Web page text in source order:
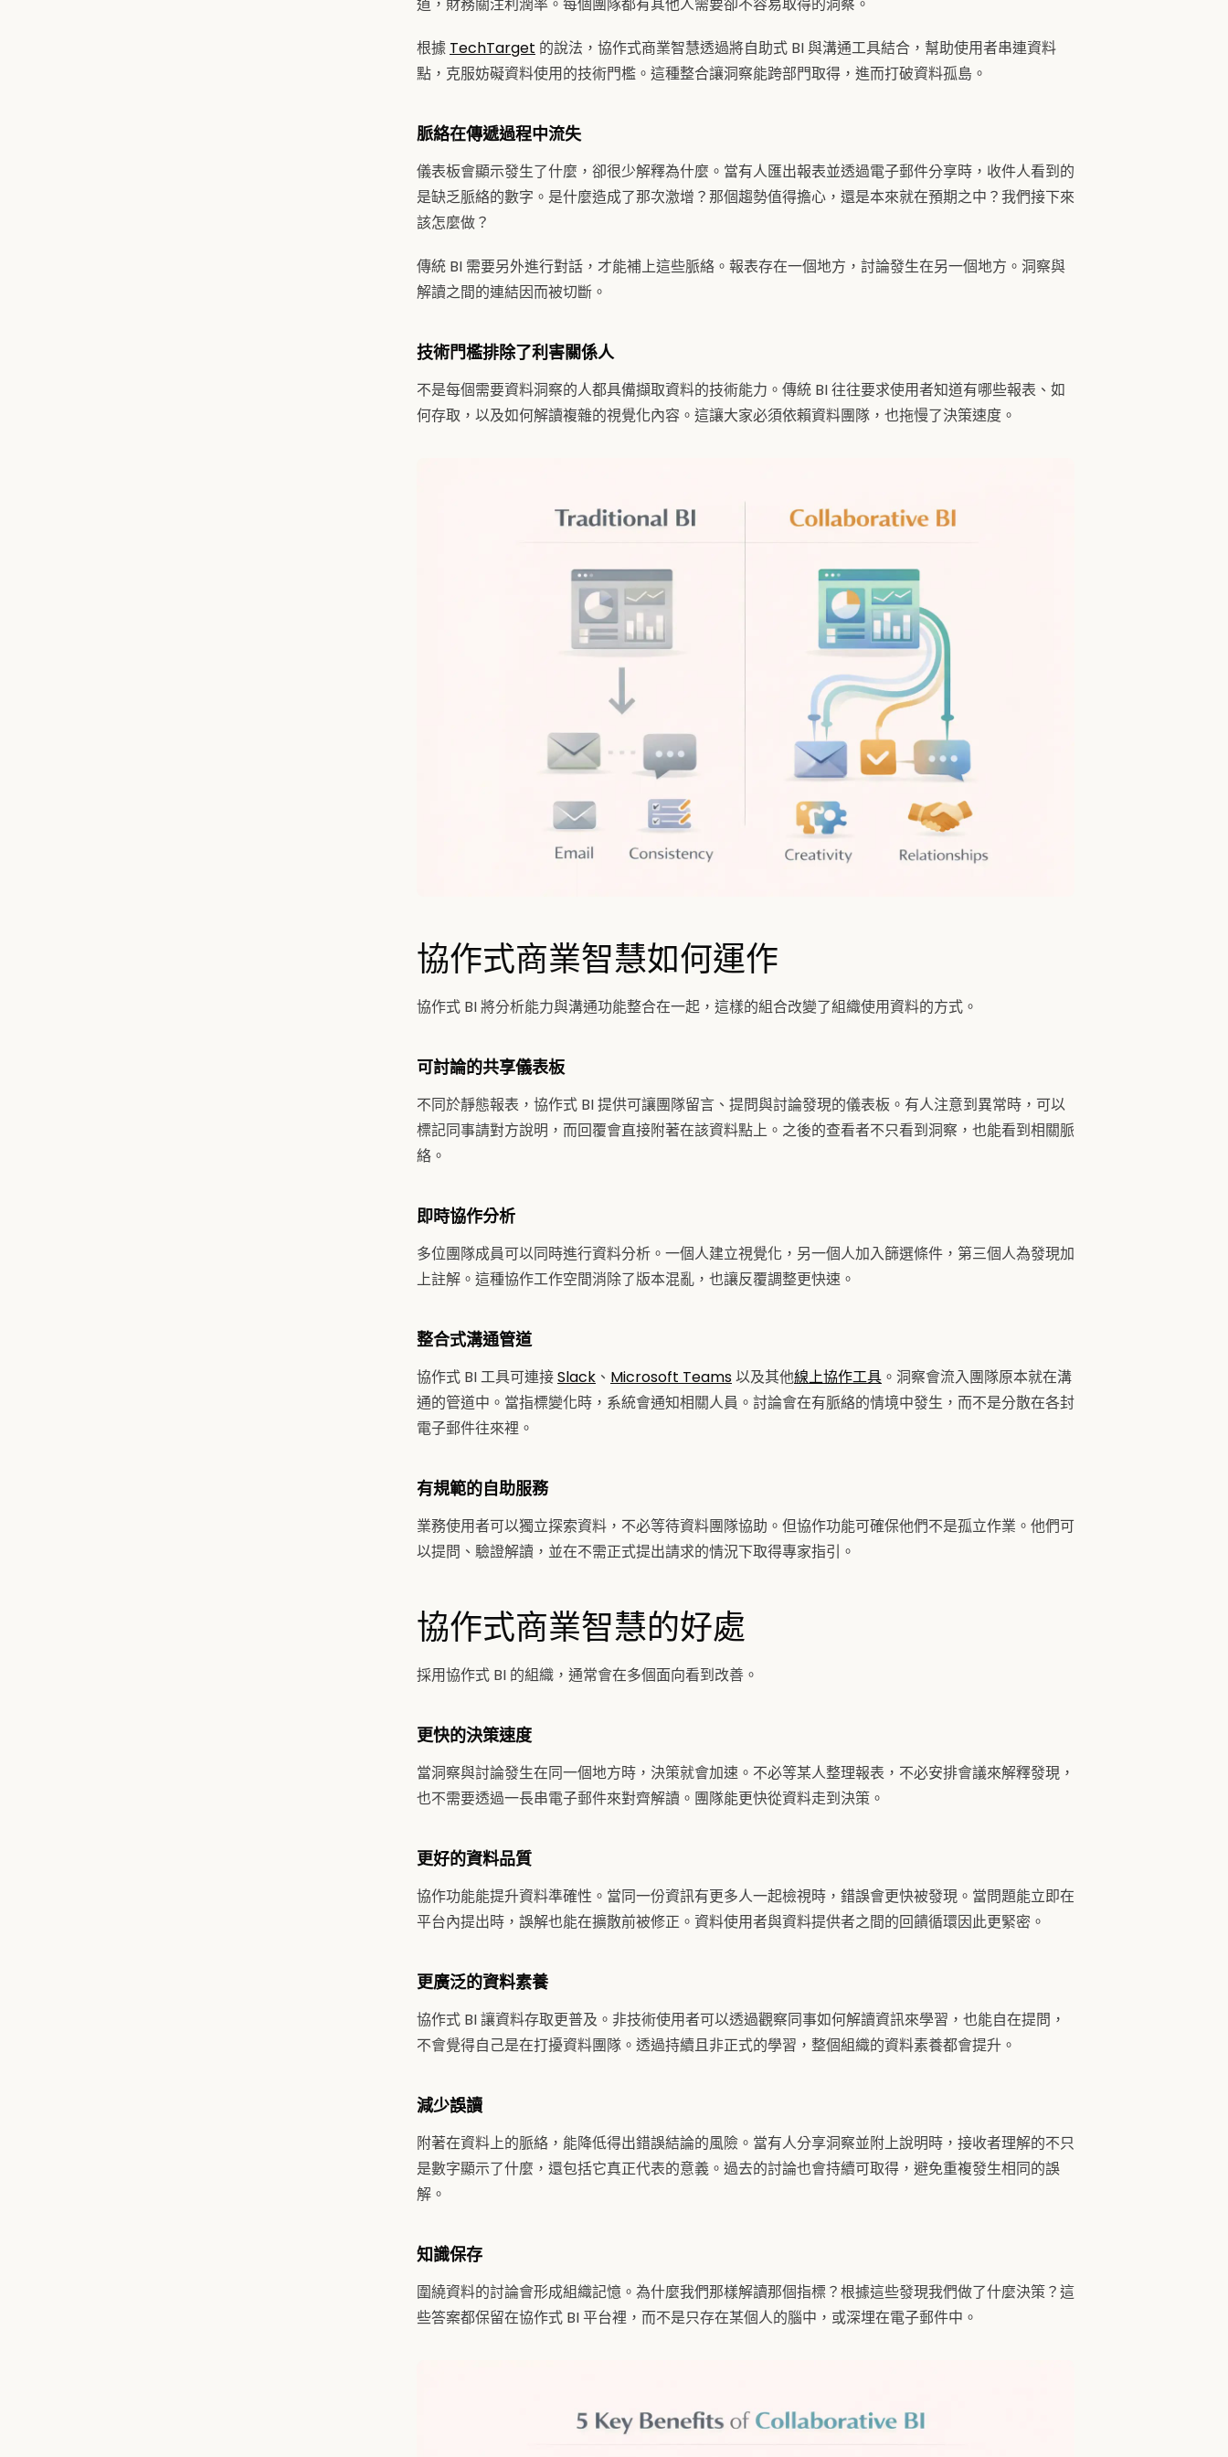
根據 TechTarget 的說法，協作式商業智慧透過將自助式 BI 與溝通工具結合，幫助使用者串連資料
點，克服妨礙資料使用的技術門檻。這種整合讓洞察能跨部門取得，進而打破資料孤島。
脈絡在傳遞過程中流失
儀表板會顯示發生了什麼，卻很少解釋為什麼。當有人匯出報表並透過電子郵件分享時，收件人看到的
是缺乏脈絡的數字。是什麼造成了那次激增？那個趨勢值得擔心，還是本來就在預期之中？我們接下來
該怎麼做？
傳統 BI 需要另外進行對話，才能補上這些脈絡。報表存在一個地方，討論發生在另一個地方。洞察與
解讀之間的連結因而被切斷。
技術門檻排除了利害關係人
不是每個需要資料洞察的人都具備擷取資料的技術能力。傳統 BI 往往要求使用者知道有哪些報表、如
何存取，以及如何解讀複雜的視覺化內容。這讓大家必須依賴資料團隊，也拖慢了決策速度。
協作式商業智慧如何運作
協作式 BI 將分析能力與溝通功能整合在一起，這樣的組合改變了組織使用資料的方式。
可討論的共享儀表板
不同於靜態報表，協作式 BI 提供可讓團隊留言、提問與討論發現的儀表板。有人注意到異常時，可以
標記同事請對方說明，而回覆會直接附著在該資料點上。之後的查看者不只看到洞察，也能看到相關脈
絡。
即時協作分析
多位團隊成員可以同時進行資料分析。一個人建立視覺化，另一個人加入篩選條件，第三個人為發現加
上註解。這種協作工作空間消除了版本混亂，也讓反覆調整更快速。
整合式溝通管道
協作式 BI 工具可連接Slack 、 Microsoft Teams以及其他線上協作工具 。洞察會流入團隊原本就在溝
通的管道中。當指標變化時，系統會通知相關人員。討論會在有脈絡的情境中發生，而不是分散在各封
電子郵件往來裡。
有規範的自助服務
業務使用者可以獨立探索資料，不必等待資料團隊協助。但協作功能可確保他們不是孤立作業。他們可
以提問、驗證解讀，並在不需正式提出請求的情況下取得專家指引。
協作式商業智慧的好處
採用協作式 BI 的組織，通常會在多個面向看到改善。
更快的決策速度
當洞察與討論發生在同一個地方時，決策就會加速。不必等某人整理報表，不必安排會議來解釋發現，
也不需要透過一長串電子郵件來對齊解讀。團隊能更快從資料走到決策。
更好的資料品質
協作功能能提升資料準確性。當同一份資訊有更多人一起檢視時，錯誤會更快被發現。當問題能立即在
平台內提出時，誤解也能在擴散前被修正。資料使用者與資料提供者之間的回饋循環因此更緊密。
更廣泛的資料素養
協作式 BI 讓資料存取更普及。非技術使用者可以透過觀察同事如何解讀資訊來學習，也能自在提問，
不會覺得自己是在打擾資料團隊。透過持續且非正式的學習，整個組織的資料素養都會提升。
減少誤讀
附著在資料上的脈絡，能降低得出錯誤結論的風險。當有人分享洞察並附上說明時，接收者理解的不只
是數字顯示了什麼，還包括它真正代表的意義。過去的討論也會持續可取得，避免重複發生相同的誤
解。
知識保存
圍繞資料的討論會形成組織記憶。為什麼我們那樣解讀那個指標？根據這些發現我們做了什麼決策？這
些答案都保留在協作式 BI 平台裡，而不是只存在某個人的腦中，或深埋在電子郵件中。